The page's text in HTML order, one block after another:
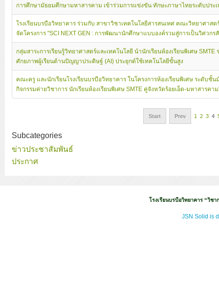
การศึกษามัธยมศึกษามหาสารคาม เข้าร่วมการแข่งขัน ทักษะภาษาไทยระดับปร
โรงเรียนบรบือวิทยาคาร ร่วมกับ สาขาวิชาเทคโนโลยีสารสนเทศ คณะวิทยาศา
จัดโครงการ "SCI NEXT GEN : การพัฒนานักศึกษาแบบองค์รวมสู่การเป็นวิศวกร
กลุ่มสาระการเรียนรู้วิทยาศาสตร์และเทคโนโลยี นำนักเรียนห้องเรียนพิเศษ
ศักยภาพผู้เรียนด้านปัญญาประดิษฐ์ (AI) ประยุกต์ใช้เทคโนโลยีขั้นสูง
คณะครู และนักเรียนโรงเรียนบรบือวิทยาคาร ในโครงการห้องเรียนพิเศษ ระดับ
กิจกรรมค่ายวิชาการ นักเรียนห้องเรียนพิเศษ SMTE คู่จังหวัดร้อยเอ็ด-มหาสารคาม
Start Prev 1 2 3 4
Subcategories
ข่าวประชาสัมพันธ์
ประกาศ
โรงเรียนบรบือวิทยาคาร “วิช
JSN Solid is